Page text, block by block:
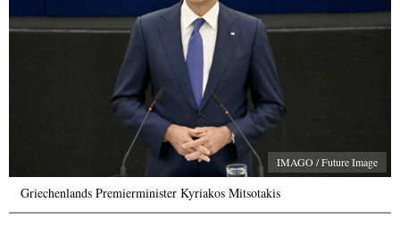
IMAGO / Future Image
Griechenlands Premierminister Kyriakos Mitsotakis